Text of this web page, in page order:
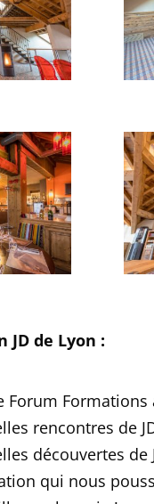
JD de Lyon :
Forum Formations
rencontres de
découvertes de
qui nous